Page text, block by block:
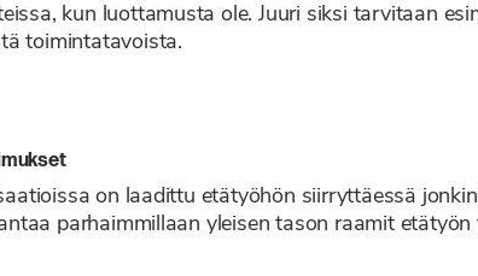
kun luottamusta ole. Juuri siksi tarvitaan
toimintatavoista.
on laadittu etätyöhön siirryttäessä
parhaimmillaan yleisen tason raamit